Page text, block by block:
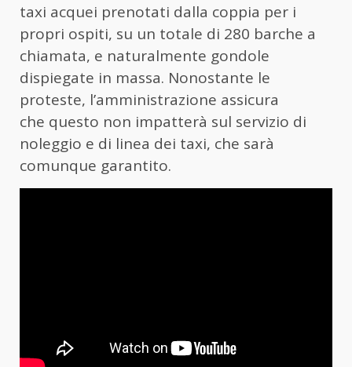
taxi acquei prenotati dalla coppia per i
propri ospiti, su un totale di 280 barche a
chiamata, e naturalmente gondole
dispiegate in massa. Nonostante le
proteste, l’amministrazione assicura
che questo non impatterà sul servizio di
noleggio e di linea dei taxi, che sarà
comunque garantito.